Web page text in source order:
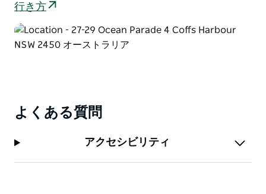
4は、ご家族、グループ、カップルなど、プライバシー
を保ちながら忘れられない思い出を作りたい方に最適で
す。
行き方
よくある質問
アクセシビリティ